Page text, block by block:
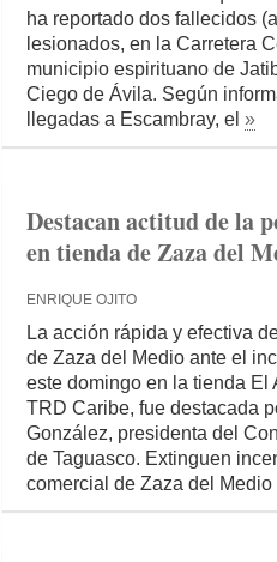
ha reportado dos fallecidos
lesionados, en la Carretera
municipio espirituano de
Ciego de Ávila. Según
llegadas a Escambray, el»
Destacan actitud de la
en tienda de Zaza del
ENRIQUE OJITO
La acción rápida y efectiva
de Zaza del Medio ante el
este domingo en la tienda El
TRD Caribe, fue destacada
González, presidenta del
de Taguasco. Extinguen
comercial de Zaza del Medio